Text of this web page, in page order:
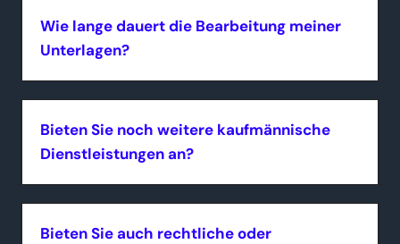
Wie lange dauert die Bearbeitung meiner
Unterlagen?
Bieten Sie noch weitere kaufmännische
Dienstleistungen an?
Bieten Sie auch rechtliche oder